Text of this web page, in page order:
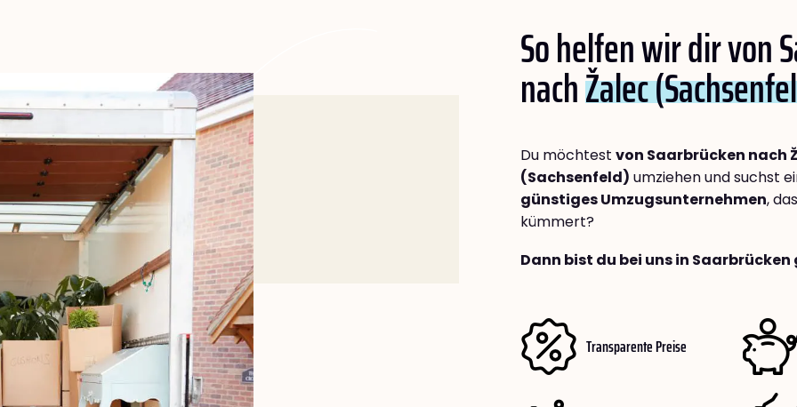
So helfen wir dir von
nachŽalec
Du möchtest von Saarbrücken nach
(Sachsenfeld) umziehen und suchst
günstiges Umzugsunternehmen,
kümmert?
Dann bist du bei uns in
Transparente Preise